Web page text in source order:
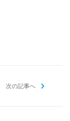
次の記事へ